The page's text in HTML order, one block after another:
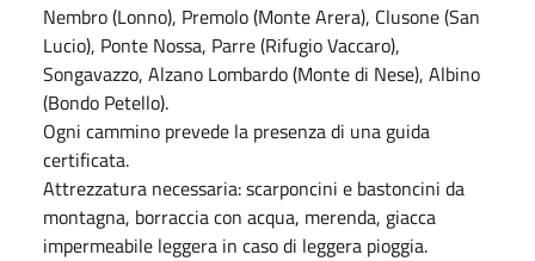
Nembro (Lonno), Premolo (Monte Arera), Clusone (San
Lucio), Ponte Nossa, Parre (Rifugio Vaccaro),
Songavazzo, Alzano Lombardo (Monte di Nese), Albino
(Bondo Petello).
Ogni cammino prevede la presenza di una guida
certificata.
Attrezzatura necessaria: scarponcini e bastoncini da
montagna, borraccia con acqua, merenda, giacca
impermeabile leggera in caso di leggera pioggia.